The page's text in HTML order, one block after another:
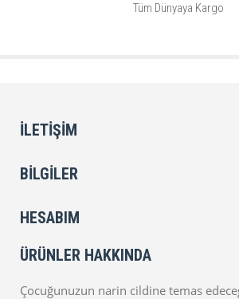
Tüm Dünyaya Kargo
İLETIŞIM
BILGILER
HESABIM
ÜRÜNLER HAKKINDA
Çocuğunuzun narin cildine temas